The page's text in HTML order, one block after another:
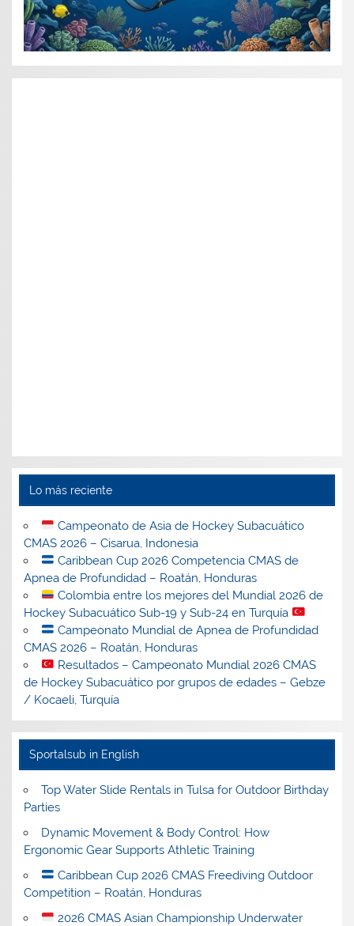
Lo más reciente
Campeonato de Asia de Hockey Subacuático
CMAS 2026 – Cisarua, Indonesia
Caribbean Cup 2026 Competencia CMAS de
Apnea de Profundidad – Roatán, Honduras
Colombia entre los mejores del Mundial 2026 de
Hockey Subacuático Sub-19 y Sub-24 en Turquía
Campeonato Mundial de Apnea de Profundidad
CMAS 2026 – Roatán, Honduras
Resultados – Campeonato Mundial 2026 CMAS
de Hockey Subacuático por grupos de edades – Gebze
/ Kocaeli, Turquía
Sportalsub in English
Top Water Slide Rentals in Tulsa for Outdoor Birthday
Parties
Dynamic Movement & Body Control: How
Ergonomic Gear Supports Athletic Training
Caribbean Cup 2026 CMAS Freediving Outdoor
Competition – Roatán, Honduras
2026 CMAS Asian Championship Underwater